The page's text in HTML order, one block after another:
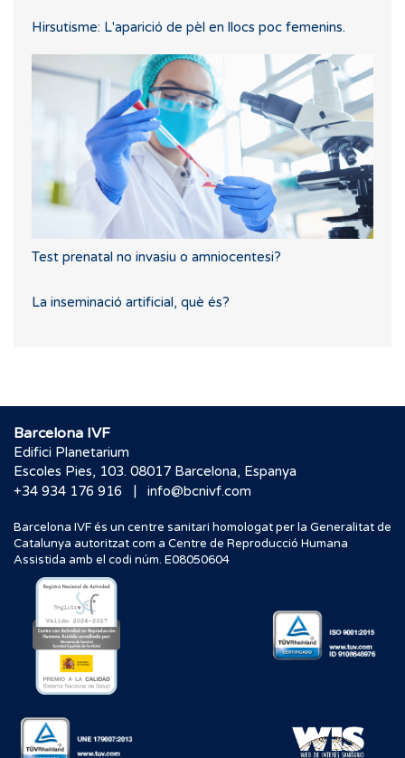
Hirsutisme: L'aparició de pèl en llocs poc femenins.
Test prenatal no invasiu o amniocentesi?
La inseminació artificial, què és?
Barcelona IVF
Edifici Planetarium
Escoles Pies, 103. 08017 Barcelona, Espanya
+34 934 176 916
| info@bcnivf.com
Barcelona IVF és un centre sanitari homologat per la Generalitat de
Catalunya autoritzat com a Centre de Reproducció Humana
Assistida amb el codi núm. E08050604